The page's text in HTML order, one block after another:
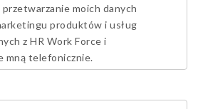
przetwarzanie moich danych
produktów i usług
z HR Work Force i
mną telefonicznie.